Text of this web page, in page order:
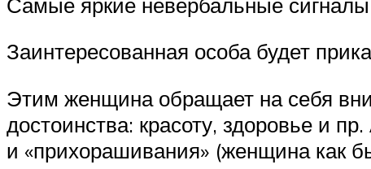
Заинтересованная особа будет
Этим женщина обращает на себя
достоинства: красоту, здоровье и
и «прихорашивания» (женщина как